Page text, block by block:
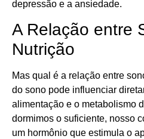
depressão e a ansiedade.
A Relação entre
Nutrição
Mas qual é a relação entre
do sono pode influenciar
alimentação e o metabolismo
dormimos o suficiente, nosso
um hormônio que estimula o